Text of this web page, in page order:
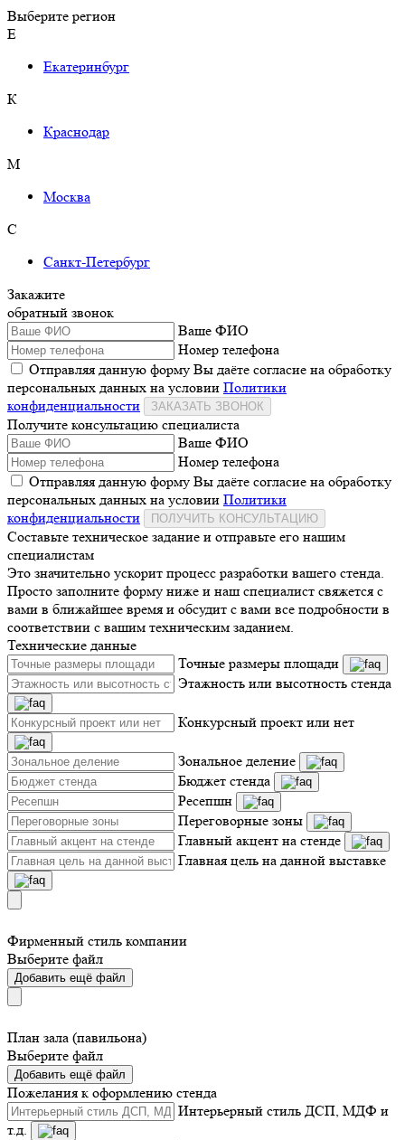
Выберите регион
Е
Екатеринбург
К
Краснодар
М
Москва
С
Санкт-Петербург
Закажите
обратный звонок
Ваше ФИО
Номер телефона
Отправляя данную форму Вы даёте согласие на обработку
персональных данных на условии Политики
конфиденциальности
ЗАКАЗАТЬ ЗВОНОК
Получите консультацию специалиста
Ваше ФИО
Номер телефона
Отправляя данную форму Вы даёте согласие на обработку
персональных данных на условии Политики
конфиденциальности
ПОЛУЧИТЬ КОНСУЛЬТАЦИЮ
Составьте техническое задание и отправьте его нашим
специалистам
Это значительно ускорит процесс разработки вашего стенда.
Просто заполните форму ниже и наш специалист свяжется с
вами в ближайшее время и обсудит с вами все подробности в
соответствии с вашим техническим заданием.
Технические данные
Точные размеры площади
Этажность или высотность стенда
Конкурсный проект или нет
Зональное деление
Бюджет стенда
Ресепшн
Переговорные зоны
Главный акцент на стенде
Главная цель на данной выставке
Фирменный стиль компании
Выберите файл
Добавить ещё файл
План зала (павильона)
Выберите файл
Добавить ещё файл
Пожелания к оформлению стенда
Интерьерный стиль ДСП, МДФ и
т.д.